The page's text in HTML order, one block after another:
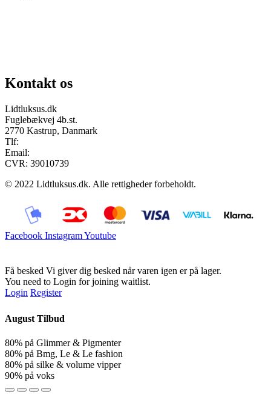
Kontakt os
Lidtluksus.dk
Fuglebækvej 4b.st.
2770 Kastrup, Danmark
Tlf:
Email:
CVR: 39010739
© 2022 Lidtluksus.dk. Alle rettigheder forbeholdt.
Facebook InstagramYoutube
Få besked Vi giver dig besked når varen igen er på lager.
You need to Login for joining waitlist.
Login Register
August Tilbud
80% på Glimmer & Pigmenter
80% på Bmg, Le & Le fashion
80% på silke & volume vipper
90% på voks